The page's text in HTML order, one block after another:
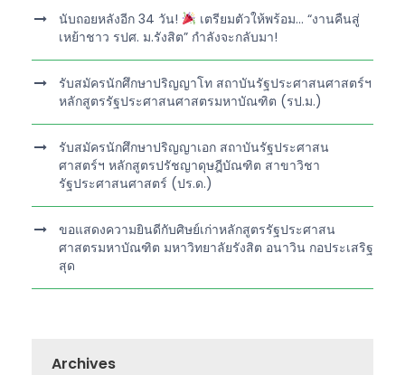
นับถอยหลังอีก 34 วัน!
เตรียมตัวให้พร้อม… “งานคืนสู่
เหย้าชาว รปศ. ม.รังสิต” กำลังจะกลับมา!
รับสมัครนักศึกษาปริญญาโท สถาบันรัฐประศาสนศาสตร์ฯ
หลักสูตรรัฐประศาสนศาสตรมหาบัณฑิต (รป.ม.)
รับสมัครนักศึกษาปริญญาเอก สถาบันรัฐประศาสน
ศาสตร์ฯ หลักสูตรปรัชญาดุษฎีบัณฑิต สาขาวิชา
รัฐประศาสนศาสตร์ (ปร.ด.)
ขอแสดงความยินดีกับศิษย์เก่าหลักสูตรรัฐประศาสน
ศาสตรมหาบัณฑิต มหาวิทยาลัยรังสิต อนาวิน กอประเสริฐ
สุด
Archives